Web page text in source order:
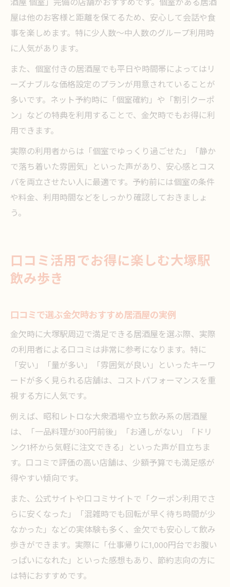
酒屋 個室」完備の店舗がおすすめです。個室がある居酒
屋は他のお客様と距離を保てるため、安心して会話や食
事を楽しめます。特に少人数～中人数のグループ利用時
に人気があります。
また、個室付きの居酒屋でも平日や時間帯によってはリ
ーズナブルな価格設定のプランが用意されていることが
多いです。ネット予約時に「個室確約」や「割引クーポ
ン」などの特典を利用することで、金欠時でもお得に利
用できます。
実際の利用者からは「個室でゆっくり過ごせた」「静か
で落ち着いた雰囲気」といった声があり、安心感とコス
パを両立させたい人に最適です。予約前には個室の条件
や料金、利用時間などをしっかり確認しておきましょ
う。
口コミ活用でお得に楽しむ大塚駅
飲み歩き
口コミで選ぶ金欠時おすすめ居酒屋の実例
金欠時に大塚駅周辺で満足できる居酒屋を選ぶ際、実際
の利用者による口コミは非常に参考になります。特に
「安い」「量が多い」「雰囲気が良い」といったキーワ
ードが多く見られる店舗は、コストパフォーマンスを重
視する方に人気です。
例えば、昭和レトロな大衆酒場や立ち飲み系の居酒屋
は、「一品料理が300円前後」「お通しがない」「ドリ
ンク1杯から気軽に注文できる」といった声が目立ちま
す。口コミで評価の高い店舗は、少額予算でも満足感が
得やすい傾向です。
また、公式サイトや口コミサイトで「クーポン利用でさ
らに安くなった」「混雑時でも回転が早く待ち時間が少
なかった」などの実体験も多く、金欠でも安心して飲み
歩きができます。実際に「仕事帰りに1,000円台でお腹い
っぱいになれた」といった感想もあり、節約志向の方に
は特におすすめです。